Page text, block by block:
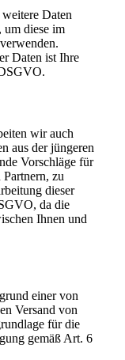
Daten
um diese im
Daten ist Ihre
wir auch
aus der jüngeren
Vorschläge für
zu
dieser
da die
Ihnen und
einer von
Versand von
für die
gemäß Art. 6